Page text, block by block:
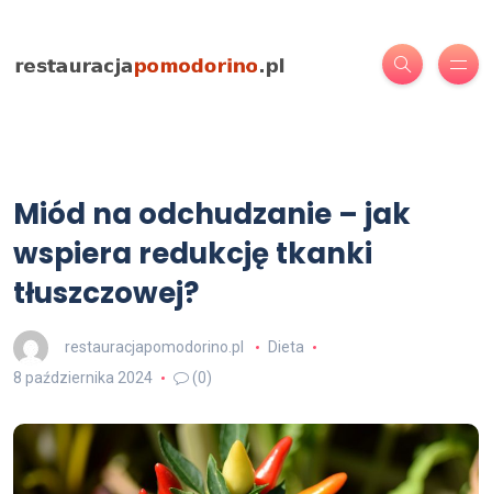
Miód na odchudzanie – jak
wspiera redukcję tkanki
tłuszczowej?
restauracjapomodorino.pl
Dieta
8 października 2024
(0)